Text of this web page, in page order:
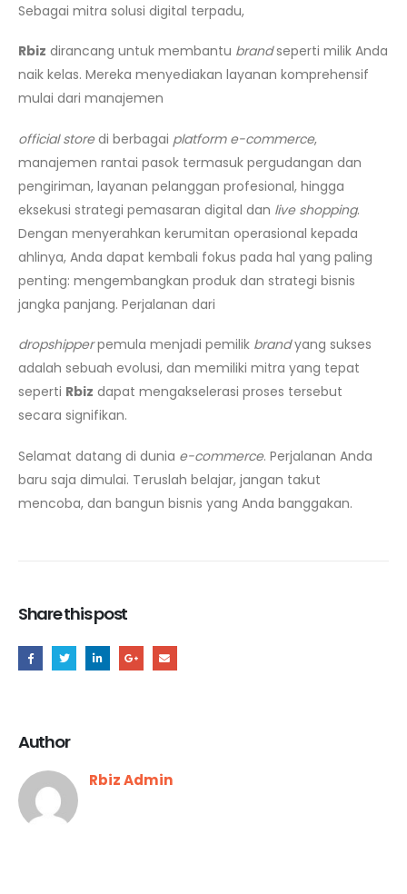
Sebagai mitra solusi digital terpadu,
Rbiz dirancang untuk membantu brandseperti milik Anda
naik kelas. Mereka menyediakan layanan komprehensif
mulai dari manajemen
official storedi berbagai platform e-commerce,
manajemen rantai pasok termasuk pergudangan dan
pengiriman, layanan pelanggan profesional, hingga
eksekusi strategi pemasaran digital dan live shopping.
Dengan menyerahkan kerumitan operasional kepada
ahlinya, Anda dapat kembali fokus pada hal yang paling
penting: mengembangkan produk dan strategi bisnis
jangka panjang. Perjalanan dari
dropshipperpemula menjadi pemilik brandyang sukses
adalah sebuah evolusi, dan memiliki mitra yang tepat
seperti Rbiz dapat mengakselerasi proses tersebut
secara signifikan.
Selamat datang di dunia e-commerce. Perjalanan Anda
baru saja dimulai. Teruslah belajar, jangan takut
mencoba, dan bangun bisnis yang Anda banggakan.
Share this post
Author
Rbiz Admin